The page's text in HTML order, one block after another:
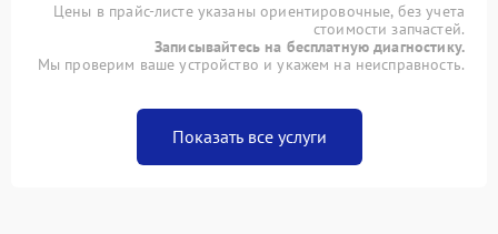
Цены в прайс-листе указаны ориентировочные, без учета
стоимости запчастей.
Записывайтесь на бесплатную диагностику.
Мы проверим ваше устройство и укажем на неисправность.
Показать все услуги